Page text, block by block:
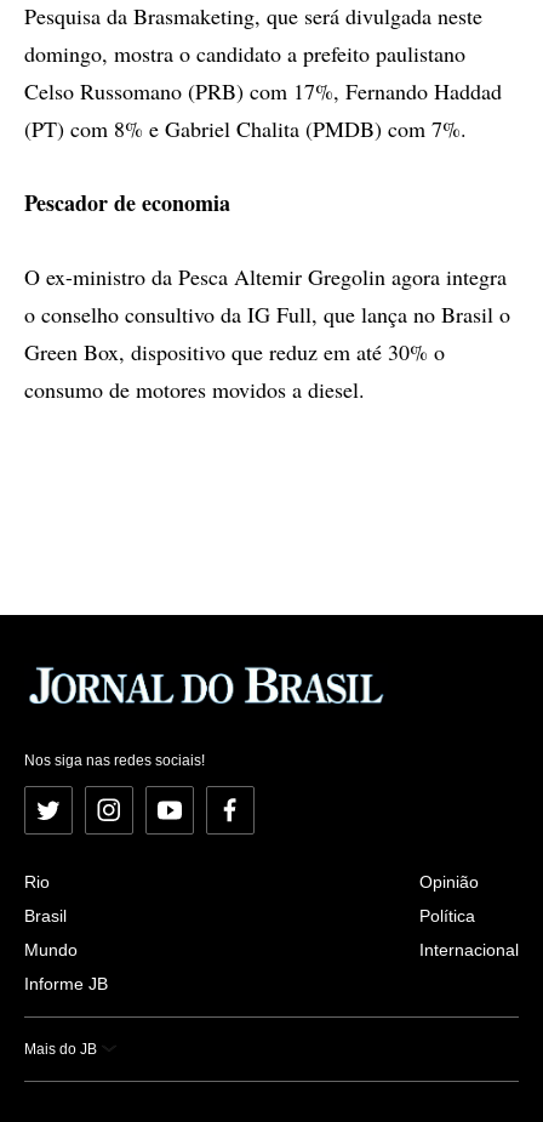
Pesquisa da Brasmaketing, que será divulgada neste
domingo, mostra o candidato a prefeito paulistano
Celso Russomano (PRB) com 17%, Fernando Haddad
(PT) com 8% e Gabriel Chalita (PMDB) com 7%.
Pescador de economia
O ex-ministro da Pesca Altemir Gregolin agora integra
o conselho consultivo da IG Full, que lança no Brasil o
Green Box, dispositivo que reduz em até 30% o
consumo de motores movidos a diesel.
Nos siga nas redes sociais!
Twitter InstagramYouTubeFacebook
Rio
Brasil
Mundo
Informe JB
Opinião
Política
Internacional
Mais do JB
Esportes